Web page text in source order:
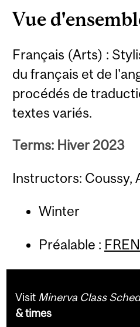
Vue
Français (Arts) :
du français et de
procédés de
textes variés.
Terms: Hiver 2023
Instructors: Coussy,
Winter
Préalable :
Visit Minerva Class
& times